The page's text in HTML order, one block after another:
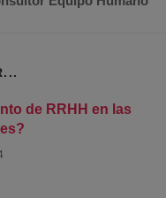
de RRHH en las